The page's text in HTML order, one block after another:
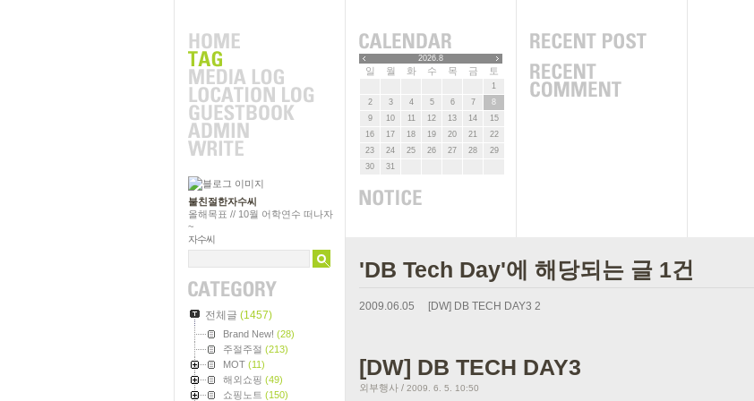
불친절한자수씨
올해목표 // 10월 어학연수 떠나자
~
자수씨
전체글 (1457)
Brand New! (28)
주절주절 (213)
MOT (11)
해외쇼핑 (49)
쇼핑노트 (150)
2026.8
일 월 화 수 목 금 토
1
2
3 4 5 6 7
8
9
10 11 12 13 14
15
16
17 18 19 20 21
22
23
24 25 26 27 28
29
30
31
'DB Tech Day'에 해당되는 글 1건
2009.06.05 [DW] DB TECH DAY3 2
[DW] DB TECH DAY3
외부행사 / 2009. 6. 5. 10:50